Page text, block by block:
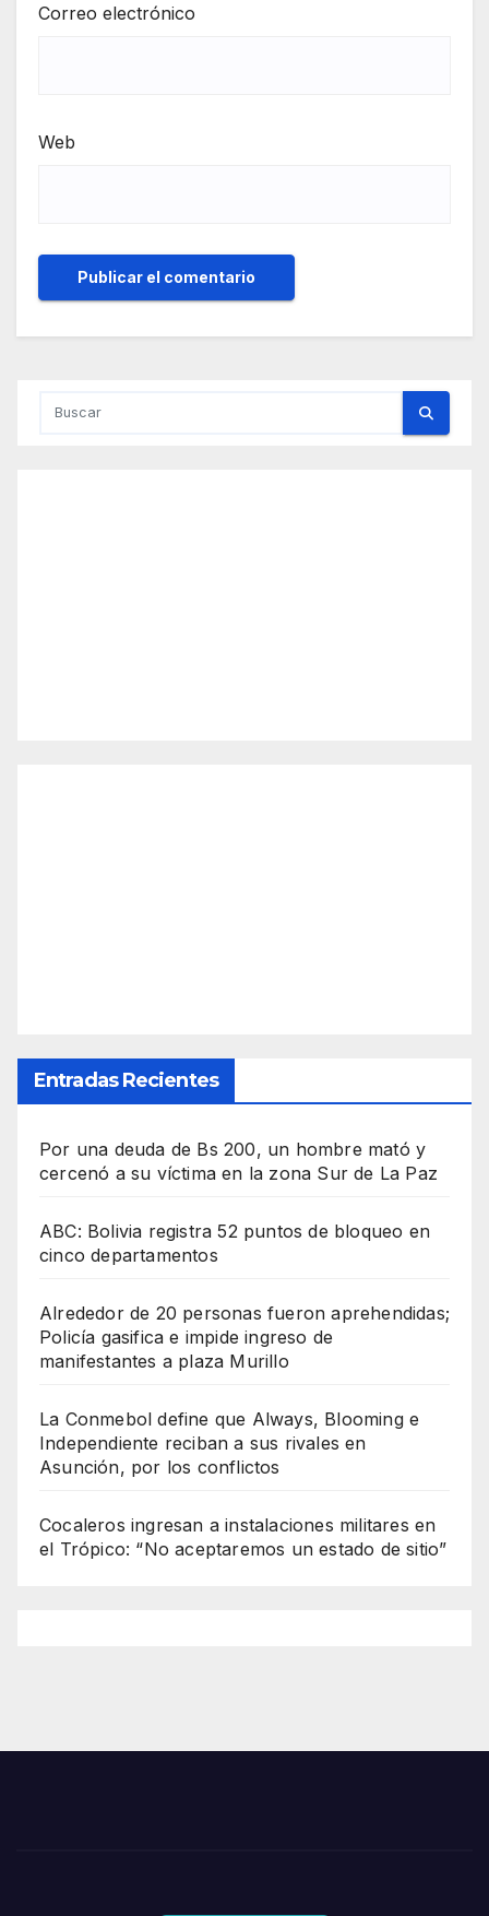
Correo electrónico
Web
Entradas Recientes
Por una deuda de Bs 200, un hombre mató y
cercenó a su víctima en la zona Sur de La Paz
ABC: Bolivia registra 52 puntos de bloqueo en
cinco departamentos
Alrededor de 20 personas fueron aprehendidas;
Policía gasifica e impide ingreso de
manifestantes a plaza Murillo
La Conmebol define que Always, Blooming e
Independiente reciban a sus rivales en
Asunción, por los conflictos
Cocaleros ingresan a instalaciones militares en
el Trópico: “No aceptaremos un estado de sitio”